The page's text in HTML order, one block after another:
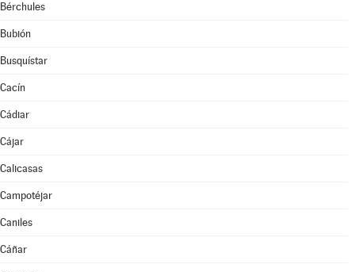
Bérchules
Bubión
Busquístar
Cacín
Cádiar
Cájar
Calicasas
Campotéjar
Caniles
Cáñar